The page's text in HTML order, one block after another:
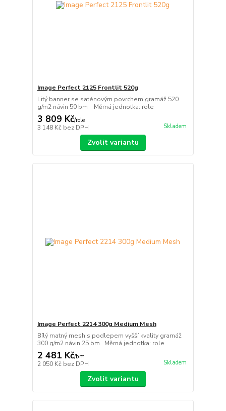
Image Perfect 2125 Frontlit 520g
Litý banner se saténovým povrchem gramáž 520
g/m2 návin 50 bm Měrná jednotka: role
3 809 Kč/role
3 148 Kč bez DPH Skladem
Zvolit variantu
Image Perfect 2214 300g Medium Mesh
Bílý matný mesh s podlepem vyšší kvality gramáž
300 g/m2 návin 25 bm Měrná jednotka: role
2 481 Kč/bm
2 050 Kč bez DPH Skladem
Zvolit variantu